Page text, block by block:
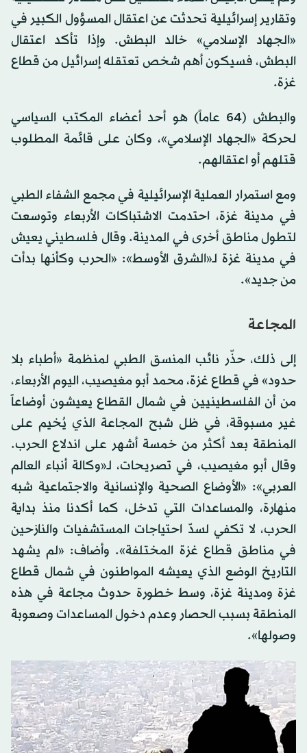
وتقارير إسرائيلية تحدثت عن اعتقال المسؤول الكبير في
«الجهاد الإسلامي» خالد البطش. وإذا تأكد اعتقال
البطش، فسيكون أهم شخص تعتقله إسرائيل من قطاع
غزة.
والبطش (64 عاماً) هو أحد أعضاء المكتب السياسي
لحركة «الجهاد الإسلامي»، وكان على قائمة المطلوب
قتلهم أو اعتقالهم.
ومع استمرار العملية الإسرائيلية في مجمع الشفاء الطبي
في مدينة غزة، احتدمت الاشتباكات الأربعاء وتوسعت
لتطول مناطق أخرى في المدينة. وقال فلسطيني يعيش
في مدينة غزة لـ«الشرق الأوسط»: «الحرب وكأنها بدأت
من جديد».
المجاعة
إلى ذلك، حذّر نائب المنسق الطبي لمنظمة «أطباء بلا
حدود» في قطاع غزة، محمد أبو مغيصيب، اليوم الأربعاء،
من أن الفلسطينيين في شمال القطاع يعيشون أوضاعاً
غير مسبوقة، في ظل شبح المجاعة الذي يُخيم على
المنطقة بعد أكثر من خمسة أشهر على اندلاع الحرب.
وقال أبو مغيصيب، في تصريحات، لـ«وكالة أنباء العالم
العربي»: «الأوضاع الصحية والإنسانية والاجتماعية شبه
منهارة، والمساعدات التي تدخل، كما أكدنا منذ بداية
الحرب، لا تكفي لسدّ احتياجات المستشفيات والنازحين
في مناطق قطاع غزة المختلفة». وأضاف: «لم يشهد
التاريخ الوضع الذي يعيشه المواطنون في شمال قطاع
غزة ومدينة غزة، وسط خطورة حدوث مجاعة في هذه
المنطقة بسبب الحصار وعدم دخول المساعدات وصعوبة
وصولها».